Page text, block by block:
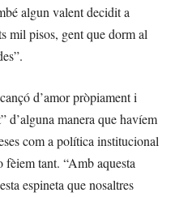
algun valent decidit a
mil pisos, gent que dorm al
d’amor pròpiament i
d’alguna manera que havíem
com a política institucional
tant. “Amb aquesta
espineta que nosaltres